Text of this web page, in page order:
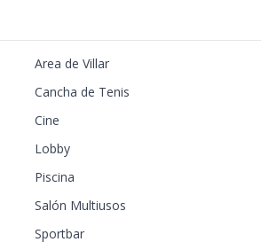
Area de Villar
Cancha de Tenis
Cine
Lobby
Piscina
Salón Multiusos
Sportbar